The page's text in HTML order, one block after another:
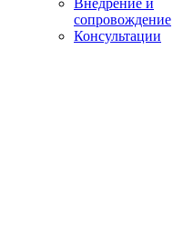
сопровождение
Консультации